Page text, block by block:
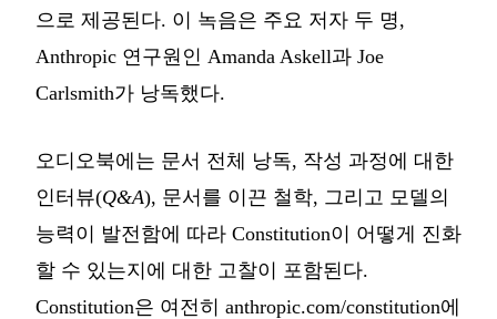
으로 제공된다. 이 녹음은 주요 저자 두 명,
Anthropic 연구원인 Amanda Askell과 Joe
Carlsmith가 낭독했다.
오디오북에는 문서 전체 낭독, 작성 과정에 대한
인터뷰(Q&A), 문서를 이끈 철학, 그리고 모델의
능력이 발전함에 따라 Constitution이 어떻게 진화
할 수 있는지에 대한 고찰이 포함된다.
Constitution은 여전히 anthropic.com/constitution에